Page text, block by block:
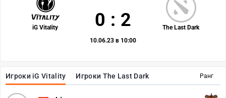
Ранг
Игроки iG Vitality Игроки The Last Dark
iG Vitality The Last Dark
0 : 2
10.06.23 в 10:00